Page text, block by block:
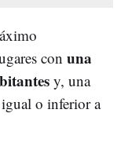
con una
y, una
o inferior a